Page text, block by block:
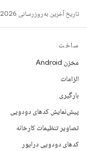
تاریخ آخرین به‌روزرسانی 2026-06-22 به‌وقت ساعت هماهنگ جهانی.
ساخت
مخزن Android
الزامات
بارگیری
پیش‌نمایش کدهای دودویی
تصاویر تنظیمات کارخانه
کدهای دودویی درایور